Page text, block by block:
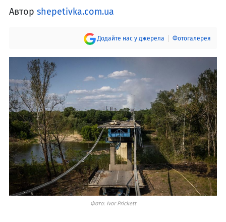
Автор shepetivka.com.ua
Додайте нас у джерела Фотогалерея
Фото: Ivor Prickett